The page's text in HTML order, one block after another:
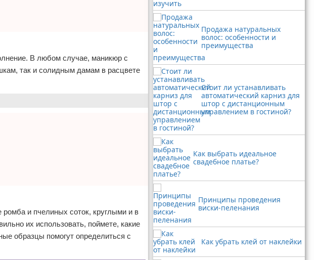
В любом случае, маникюр с
так и солидным дамам в расцвете
ромба и пчелиных соток, круглыми и в
их использовать, поймете, какие
образцы помогут определиться с
Продажа натуральных
волос: особенности и
преимущества
Стоит ли устанавливать
автоматический карниз для
штор с дистанционным
управлением в гостиной?
Как выбрать идеальное
свадебное платье?
Принципы проведения
виски-пеленания
Как убрать клей от наклейки